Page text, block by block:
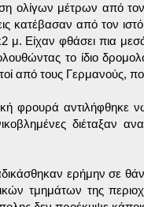
ολίγων μέτρων από
κατέβασαν από τον
μ. Είχαν φθάσει πια
το ίδιο
από τους Γερμανούς,
φρουρά αντιλήφθηκε
διέταξαν
ερήμην σε
τμημάτων της